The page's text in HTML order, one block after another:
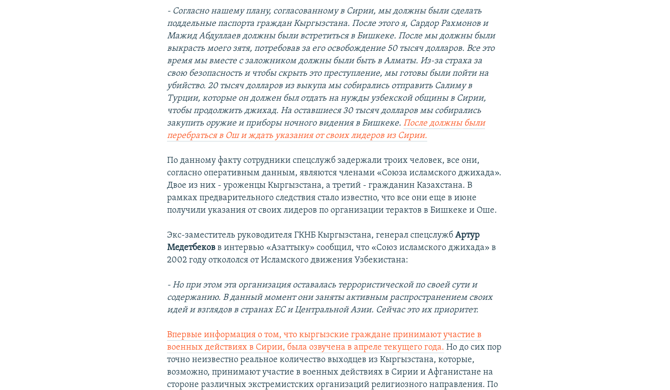
- Согласно нашему плану, согласованному в Сирии, мы должны были сделать
поддельные паспорта граждан Кыргызстана. После этого я, Сардор Рахмонов и
Мажид Абдуллаев должны были встретиться в Бишкеке. После мы должны были
выкрасть моего зятя, потребовав за его освобождение 50 тысяч долларов. Все это
время мы вместе с заложником должны были быть в Алматы. Из-за страха за
свою безопасность и чтобы скрыть это преступление, мы готовы были пойти на
убийство. 20 тысяч долларов из выкупа мы собирались отправить Салиму в
Турции, которые он должен был отдать на нужды узбекской общины в Сирии,
чтобы продолжить джихад. На оставшиеся 30 тысяч долларов мы собирались
закупить оружие и приборы ночного видения в Бишкеке.После должны были
перебраться в Ош и ждать указания от своих лидеров из Сирии.
По данному факту сотрудники спецслужб задержали троих человек, все они,
согласно оперативным данным, являются членами «Союза исламского джихада».
Двое из них - уроженцы Кыргызстана, а третий - гражданин Казахстана. В
рамках предварительного следствия стало известно, что все они еще в июне
получили указания от своих лидеров по организации терактов в Бишкеке и Оше.
Экс-заместитель руководителя ГКНБ Кыргызстана, генерал спецслужбАртур
Медетбеков в интервью «Азаттыку» сообщил, что «Союз исламского джихада» в
2002 году откололся от Исламского движения Узбекистана:
- Но при этом эта организация оставалась террористической по своей сути и
содержанию. В данный момент они заняты активным распространением своих
идей и взглядов в странах ЕС и Центральной Азии. Сейчас это их приоритет.
Впервые информация о том, что кыргызские граждане принимают участие в
военных действиях в Сирии, была озвучена в апреле текущего года. Но до сих пор
точно неизвестно реальное количество выходцев из Кыргызстана, которые,
возможно, принимают участие в военных действиях в Сирии и Афганистане на
стороне различных экстремистских организаций религиозного направления. По